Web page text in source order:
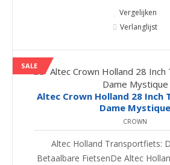
Vergelijken
Verlanglijst
SALE
Altec Crown Holland 28
Dame Mystique
CROWN
Altec Holland Transportfiets:
Betaalbare FietsenDe Altec